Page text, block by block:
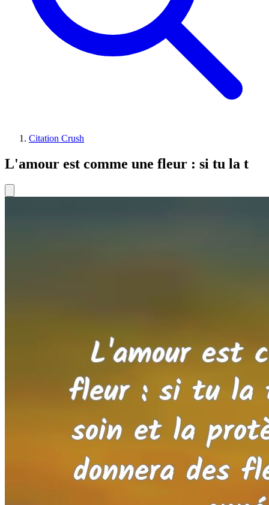
Citation Crush
L'amour est comme une fleur : si tu la t